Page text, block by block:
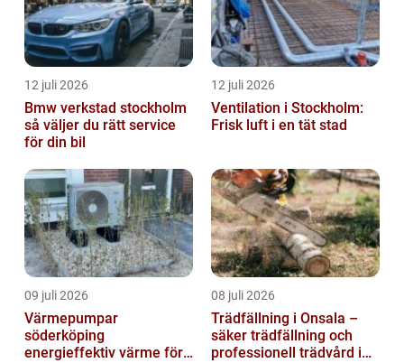
12 juli 2026
Bmw verkstad stockholm
så väljer du rätt service
för din bil
12 juli 2026
Ventilation i Stockholm:
Frisk luft i en tät stad
09 juli 2026
Värmepumpar
söderköping
energieffektiv värme för
08 juli 2026
Trädfällning i Onsala –
säker trädfällning och
professionell trädvård i